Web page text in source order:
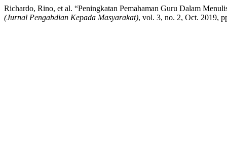
Richardo, Rino, et al. “Peningkatan Pemahaman Guru Dalam
(Jurnal Pengabdian Kepada Masyarakat), vol. 3, no. 2, Oct. 2019,